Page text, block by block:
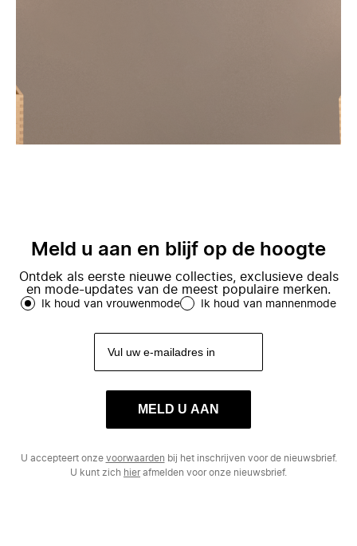
Meld u aan en blijf op de hoogte
Ontdek als eerste nieuwe collecties, exclusieve deals
en mode-updates van de meest populaire merken.
Ik houd van vrouwenmode Ik houd van mannenmode
MELD U AAN
U accepteert onze voorwaarden bij het inschrijven voor de nieuwsbrief.
U kunt zich hierafmelden voor onze nieuwsbrief.